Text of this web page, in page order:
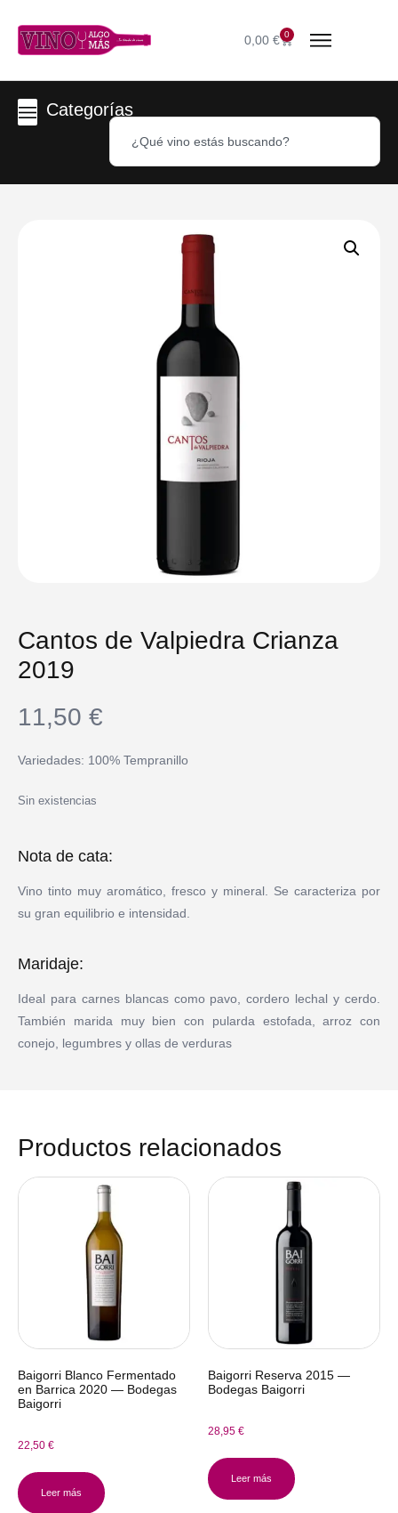
0,00 € 0
Categorías
Cantos de Valpiedra Crianza
2019
11,50 €
Variedades: 100% Tempranillo
Sin existencias
Nota de cata:
Vino tinto muy aromático, fresco y mineral. Se caracteriza por
su gran equilibrio e intensidad.
Maridaje:
Ideal para carnes blancas como pavo, cordero lechal y cerdo.
También marida muy bien con pularda estofada, arroz con
conejo, legumbres y ollas de verduras
Productos relacionados
Baigorri Blanco Fermentado
en Barrica 2020 — Bodegas
Baigorri
22,50 €
Leer más
Baigorri Reserva 2015 —
Bodegas Baigorri
28,95 €
Leer más